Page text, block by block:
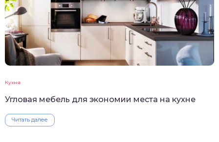
Кухня
Угловая мебель для экономии места на кухне
Читать далее